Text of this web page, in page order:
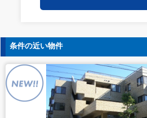
保持についての契約を交わし、適切な
5. 個人情報の開示等の請求
ご本人様は、当社に対してご自身の個
用目的の通知、開示、内容の訂正・追加
止または消去、第三者への提供の停止
当社問合わせ窓口に申し出ることができ
社はお客様ご本人を確認させていただ
な間内に対応いたします。
【お問合せ窓口】
条件の近い物件